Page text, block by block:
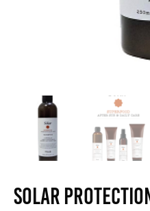
Solar Protection